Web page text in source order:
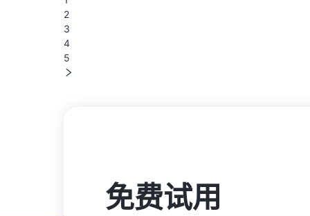
2
3
4
5
免费试用